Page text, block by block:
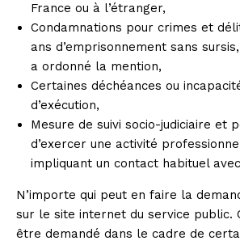
France ou à l’étranger,
Condamnations pour crimes et
ans d’emprisonnement sans
a ordonné la mention,
Certaines déchéances ou
d’exécution,
Mesure de suivi socio-judiciaire et
d’exercer une activité
impliquant un contact habituel
N’importe qui peut en faire la
sur le site internet du service public.
être demandé dans le cadre de